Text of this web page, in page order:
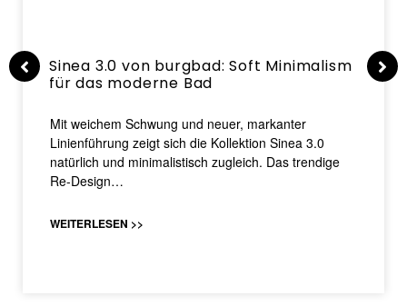
Sinea 3.0 von burgbad: Soft Minimalism
für das moderne Bad
Mit weichem Schwung und neuer, markanter
Linienführung zeigt sich die Kollektion Sinea 3.0
natürlich und minimalistisch zugleich. Das trendige
Re-Design…
WEITERLESEN >>